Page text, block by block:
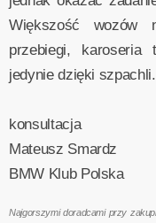
Większość wozów
przebiegi, karoseria
jedynie dzięki szpachli.
konsultacja
Mateusz Smardz
BMW Klub Polska
Najgorszymi doradcami przy